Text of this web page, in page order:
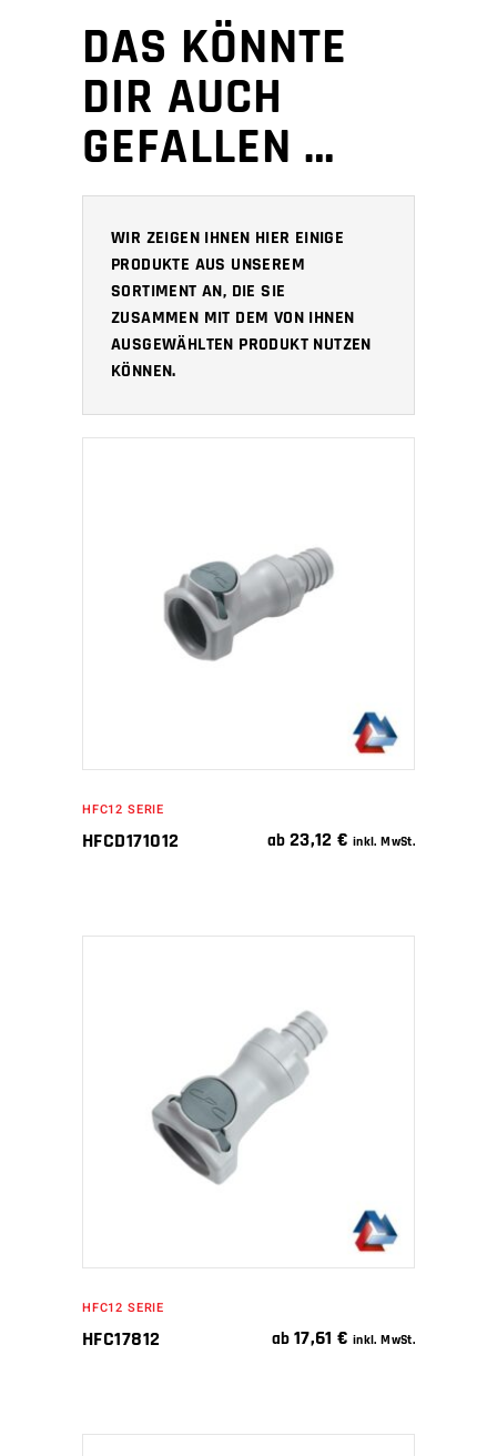
DAS KÖNNTE
DIR AUCH
GEFALLEN …
WIR ZEIGEN IHNEN HIER EINIGE
PRODUKTE AUS UNSEREM
SORTIMENT AN, DIE SIE
ZUSAMMEN MIT DEM VON IHNEN
AUSGEWÄHLTEN PRODUKT NUTZEN
KÖNNEN.
IN DEN WARENKORB
HFC12 SERIE
HFCD171012 ab 23,12€ inkl. MwSt.
IN DEN WARENKORB
HFC12 SERIE
HFC17812 ab 17,61€ inkl. MwSt.